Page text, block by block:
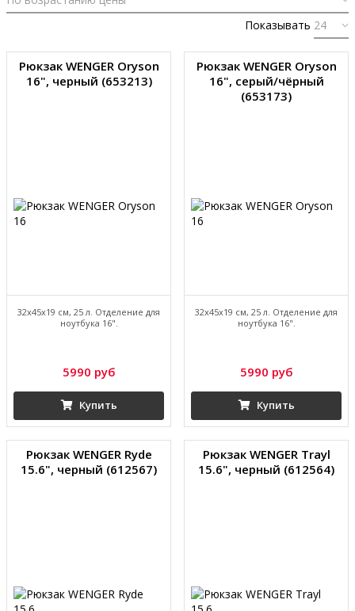
Показывать
Рюкзак WENGER Oryson
16", черный (653213)
32х45х19 см, 25 л. Отделение для
ноутбука 16".
5990 руб
Купить
Рюкзак WENGER Oryson
16", серый/чёрный
(653173)
32х45х19 см, 25 л. Отделение для
ноутбука 16".
5990 руб
Купить
Рюкзак WENGER Ryde
15.6", черный (612567)
Рюкзак WENGER Trayl
15.6", черный (612564)